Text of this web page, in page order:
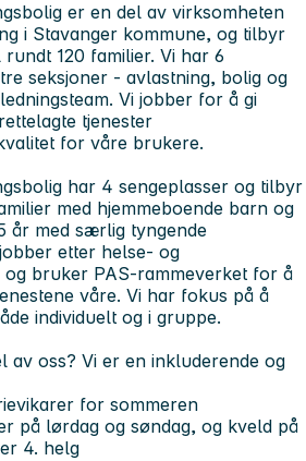
er en del av virksomheten
i Stavanger kommune, og tilbyr
120 familier. Vi har 6
seksjoner - avlastning, bolig og
Vi jobber for å gi
tjenester
for våre brukere.
har 4 sengeplasser og tilbyr
med hjemmeboende barn og
år med særlig tyngende
etter helse- og
og bruker PAS-rammeverket for å
våre. Vi har fokus på å
individuelt og i gruppe.
av oss? Vi er en inkluderende og
for sommeren
på lørdag og søndag, og kveld på
4. helg